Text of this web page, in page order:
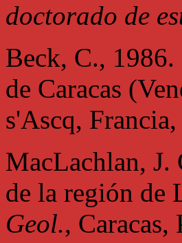
doctorado de
Beck, C., 1986.
de Caracas
s'Ascq,
MacLachlan, J.
de la región de
Geol.,